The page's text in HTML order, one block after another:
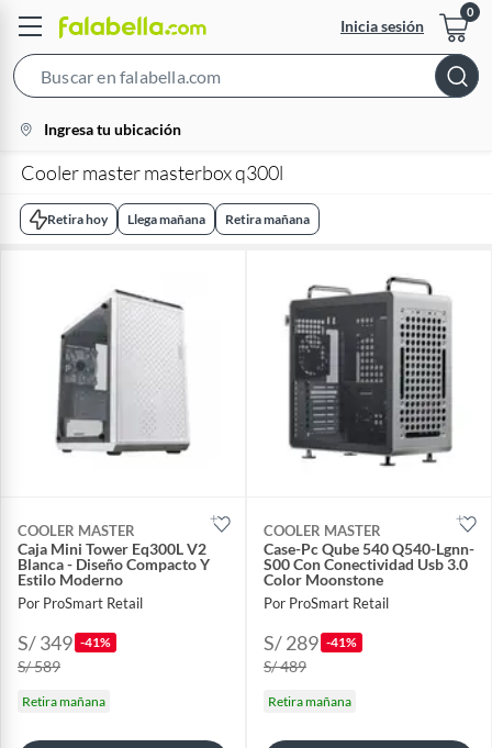
Inicia sesión
Bar
location-
icon
Ingresa tu ubicación
Cooler master masterbox q300l
Retira hoy Llega mañana Retira mañana
COOLER MASTER
Caja Mini Tower Eq300L V2
Blanca - Diseño Compacto Y
Estilo Moderno
Por ProSmart Retail
S/ 349 -41%
S/ 589
Retira mañana
COOLER MASTER
Case-Pc Qube 540 Q540-Lgnn-
S00 Con Conectividad Usb 3.0
Color Moonstone
Por ProSmart Retail
S/ 289 -41%
S/ 489
Retira mañana